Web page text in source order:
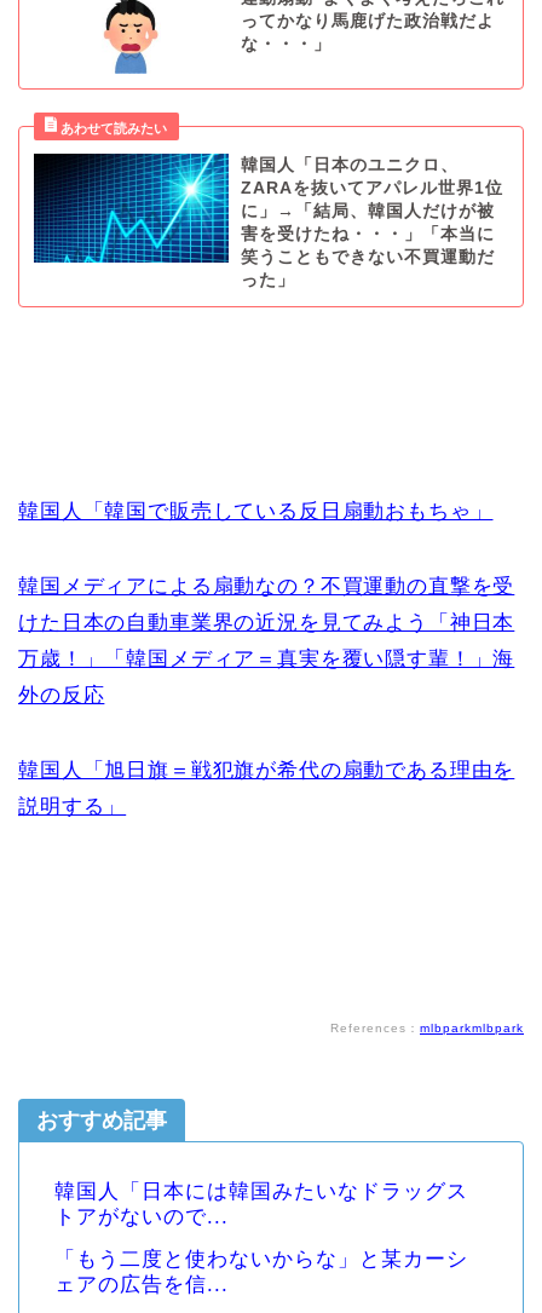
ってかなり馬鹿げた政治戦だよ
な・・・」
韓国人「日本のユニクロ、
ZARAを抜いてアパレル世界1位
に」→「結局、韓国人だけが被
害を受けたね・・・」「本当に
笑うこともできない不買運動だ
った」
韓国人「韓国で販売している反日扇動おもちゃ」
韓国メディアによる扇動なの？不買運動の直撃を受
けた日本の自動車業界の近況を見てみよう「神日本
万歳！」「韓国メディア＝真実を覆い隠す輩！」海
外の反応
韓国人「旭日旗＝戦犯旗が希代の扇動である理由を
説明する」
References： mlbparkmlbpark
おすすめ記事
韓国人「日本には韓国みたいなドラッグス
トアがないので...
「もう二度と使わないからな」と某カーシ
ェアの広告を信...